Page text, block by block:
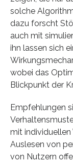
solche
dazu forscht
auch mit
ihn lassen sich
wobei das
Blickpunkt der
Empfehlungen
mit individuellen
Auslesen von
von Nutzern